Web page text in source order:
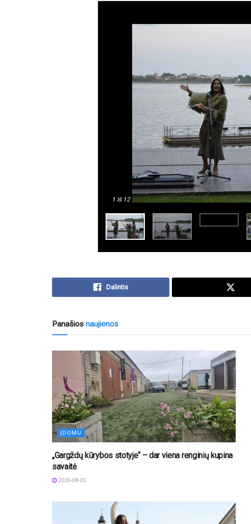
1 Iš 12
Dalintis
Panašios naujienos
ĮDOMU
„Gargždų kūrybos stotyje“ – dar viena renginių kupina
savaitė
2026-08-05